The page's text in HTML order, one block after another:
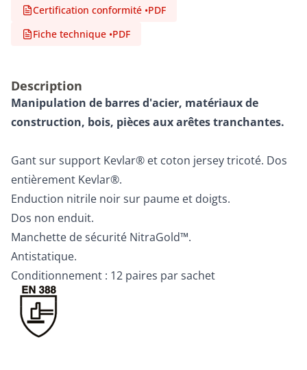
Certification conformité •PDF
Fiche technique •PDF
Description
Manipulation de barres d'acier, matériaux de
construction, bois, pièces aux arêtes tranchantes.
Gant sur support Kevlar® et coton jersey tricoté. Dos
entièrement Kevlar®.
Enduction nitrile noir sur paume et doigts.
Dos non enduit.
Manchette de sécurité NitraGold™.
Antistatique.
Conditionnement : 12 paires par sachet